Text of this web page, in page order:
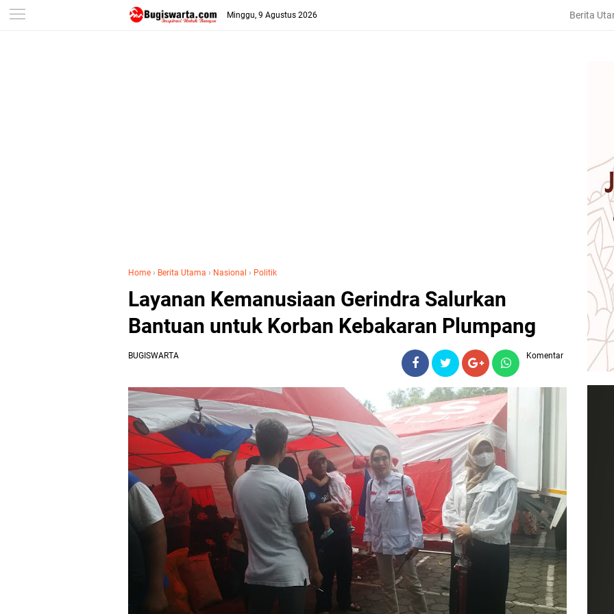
-->
Minggu, 9 Agustus 2026 Berita
Home › Berita Utama › Nasional › Politik
Layanan Kemanusiaan Gerindra Salurkan
Bantuan untuk Korban Kebakaran Plumpang
BUGISWARTA Komentar